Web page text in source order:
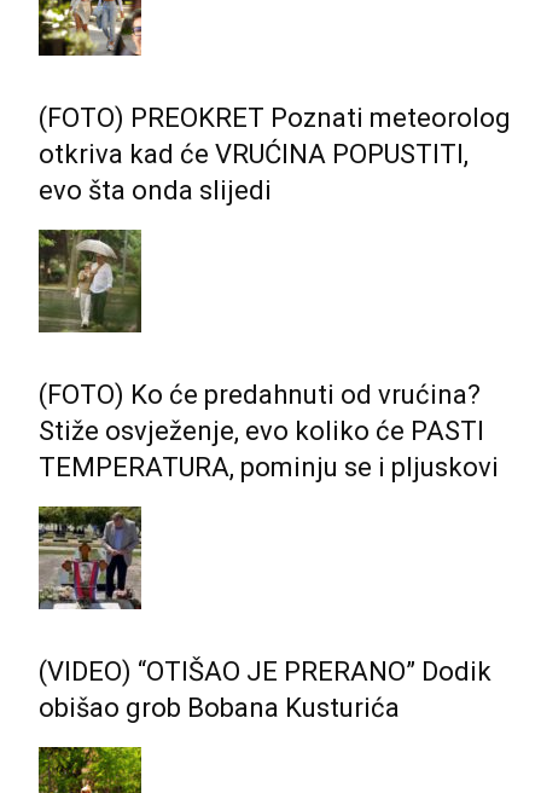
(FOTO) PREOKRET Poznati meteorolog
otkriva kad će VRUĆINA POPUSTITI,
evo šta onda slijedi
(FOTO) Ko će predahnuti od vrućina?
Stiže osvježenje, evo koliko će PASTI
TEMPERATURA, pominju se i pljuskovi
(VIDEO) “OTIŠAO JE PRERANO” Dodik
obišao grob Bobana Kusturića